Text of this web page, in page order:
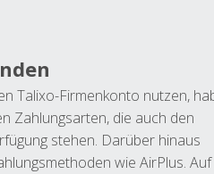
Talixo-Firmenkonto nutzen,
Zahlungsarten, die auch den
stehen. Darüber hinaus
wie AirPlus. Auf